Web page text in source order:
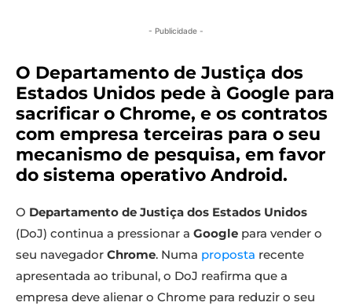
- Publicidade -
O Departamento de Justiça dos
Estados Unidos pede à Google para
sacrificar o Chrome, e os contratos
com empresa terceiras para o seu
mecanismo de pesquisa, em favor
do sistema operativo Android.
O Departamento de Justiça dos Estados Unidos
(DoJ) continua a pressionar a Google para vender o
seu navegador Chrome. Numa proposta recente
apresentada ao tribunal, o DoJ reafirma que a
empresa deve alienar o Chrome para reduzir o seu